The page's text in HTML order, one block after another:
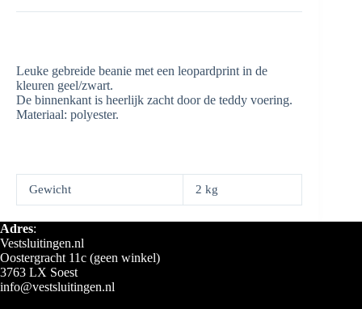
Leuke gebreide beanie met een leopardprint in de
kleuren geel/zwart.
De binnenkant is heerlijk zacht door de teddy voering.
Materiaal: polyester.
Gewicht 2 kg
Adres:
Vestsluitingen.nl
Oostergracht 11c (geen winkel)
3763 LX Soest
info@vestsluitingen.nl